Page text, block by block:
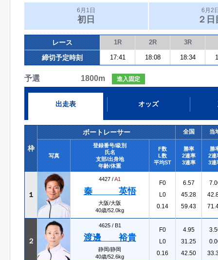
6月1日
初日
6月2
２日
レース 1R 2R 3R
締切予定時刻 17:41 18:08 18:34
予選 1800m 進入固定
出走表 オッズ
枠
ボートレーサー 全国 当
写真
登録番号/級別
氏名
支部/出身地
年齢/体重
F数
L数
平均ST
勝率
2連率
3連率
勝
2連
3連
１
4427 /A1
秦 英悟
大阪/大阪
40歳/52.0kg
F0
L0
0.14
6.57
45.28
59.43
２
4625 / B1
渡邊 裕貴
静岡/静岡
40歳/52.6kg
F0
L0
0.16
4.95
31.25
42.50